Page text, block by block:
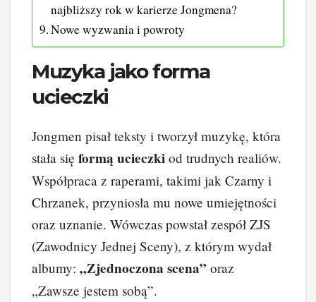
najbliższy rok w karierze Jongmena?
Nowe wyzwania i powroty
Muzyka jako forma
ucieczki
Jongmen pisał teksty i tworzył muzykę, która
stała się formą ucieczki od trudnych realiów.
Współpraca z raperami, takimi jak Czarny i
Chrzanek, przyniosła mu nowe umiejętności
oraz uznanie. Wówczas powstał zespół ZJS
(Zawodnicy Jednej Sceny), z którym wydał
albumy: „Zjednoczona scena” oraz
„Zawsze jestem sobą”.